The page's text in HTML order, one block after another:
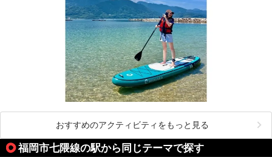
おすすめのアクティビティをもっと見る
福岡市七隈線の駅から同じテーマで探す